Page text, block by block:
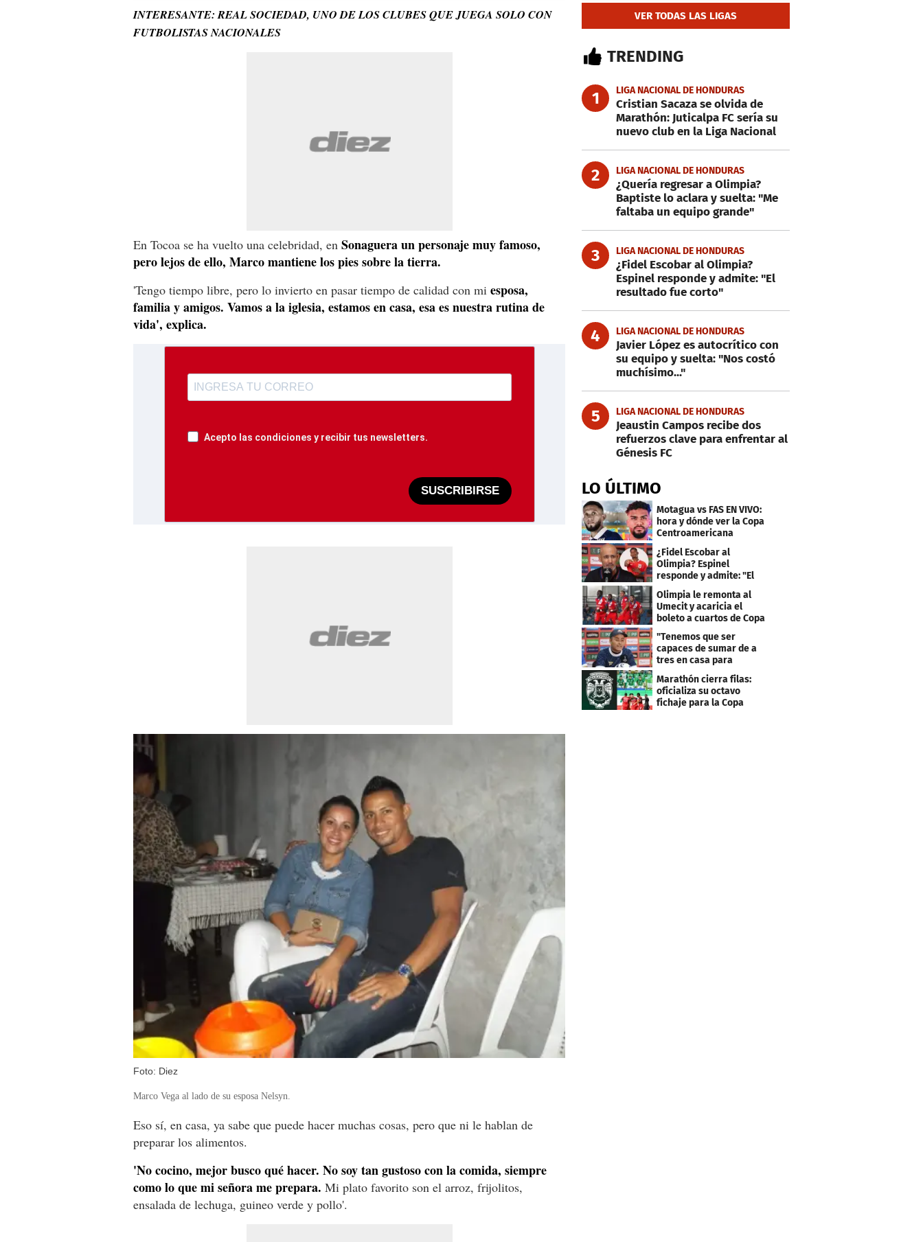
INTERESANTE: REAL SOCIEDAD, UNO DE LOS CLUBES QUE JUEGA SOLO CON
FUTBOLISTAS NACIONALES
En Tocoa se ha vuelto una celebridad, en Sonaguera un personaje muy famoso,
pero lejos de ello, Marco mantiene los pies sobre la tierra.
'Tengo tiempo libre, pero lo invierto en pasar tiempo de calidad con mi esposa,
familia y amigos. Vamos a la iglesia, estamos en casa, esa es nuestra rutina de
vida', explica.
Acepto las condiciones y recibir tus newsletters.
SUSCRIBIRSE
Foto: Diez
Marco Vega al lado de su esposa Nelsyn.
Eso sí, en casa, ya sabe que puede hacer muchas cosas, pero que ni le hablan de
preparar los alimentos.
'No cocino, mejor busco qué hacer. No soy tan gustoso con la comida, siempre
como lo que mi señora me prepara. Mi plato favorito son el arroz, frijolitos,
ensalada de lechuga, guineo verde y pollo'.
VER TODAS LAS LIGAS
TRENDING
1 LIGA NACIONAL DE HONDURAS
Cristian Sacaza se olvida de
Marathón: Juticalpa FC sería su
nuevo club en la Liga Nacional
2 LIGA NACIONAL DE HONDURAS
¿Quería regresar a Olimpia?
Baptiste lo aclara y suelta: "Me
faltaba un equipo grande"
3 LIGA NACIONAL DE HONDURAS
¿Fidel Escobar al Olimpia?
Espinel responde y admite: "El
resultado fue corto"
4 LIGA NACIONAL DE HONDURAS
Javier López es autocrítico con
su equipo y suelta: "Nos costó
muchísimo..."
5 LIGA NACIONAL DE HONDURAS
Jeaustin Campos recibe dos
refuerzos clave para enfrentar al
Génesis FC
LO ÚLTIMO
Motagua vs FAS EN VIVO:
hora y dónde ver la Copa
Centroamericana
¿Fidel Escobar al
Olimpia? Espinel
responde y admite: "El
resultado fue corto"
Olimpia le remonta al
Umecit y acaricia el
boleto a cuartos de Copa
"Tenemos que ser
capaces de sumar de a
tres en casa para
asegurar la
clasificación"
Marathón cierra filas:
oficializa su octavo
fichaje para la Copa